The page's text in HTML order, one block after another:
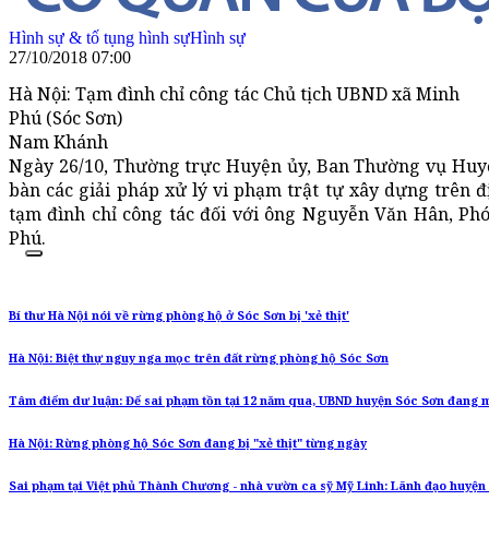
Hình sự & tố tụng hình sựHình sự
27/10/2018 07:00
Hà Nội: Tạm đình chỉ công tác Chủ tịch UBND xã Minh
Phú (Sóc Sơn)
Nam Khánh
Ngày 26/10, Thường trực Huyện ủy, Ban Thường vụ
bàn các giải pháp xử lý vi phạm trật tự xây dựng trên
tạm đình chỉ công tác đối với ông Nguyễn Văn Hân,
Phú.
Bí thư Hà Nội nói về rừng phòng hộ ở Sóc Sơn bị 'xẻ thịt'
Hà Nội: Biệt thự nguy nga mọc trên đất rừng phòng hộ Sóc Sơn
Tâm điểm dư luận: Để sai phạm tồn tại 12 năm qua, UBND huyện Sóc Sơn đang
Hà Nội: Rừng phòng hộ Sóc Sơn đang bị "xẻ thịt" từng ngày
Sai phạm tại Việt phủ Thành Chương - nhà vườn ca sỹ Mỹ Linh: Lãnh đạo